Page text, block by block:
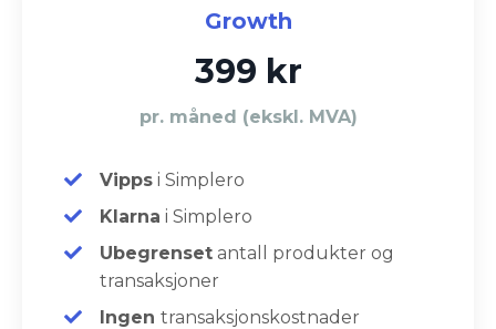
Growth
399 kr
pr. måned (ekskl. MVA)
Vipps i Simplero
Klarna i Simplero
Ubegrenset antall produkter og
transaksjoner
Ingen transaksjonskostnader